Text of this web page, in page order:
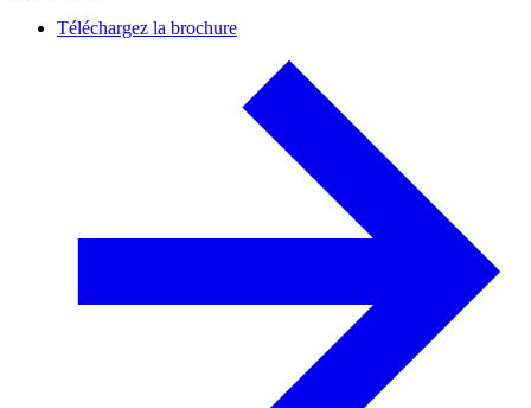
Téléchargez la brochure